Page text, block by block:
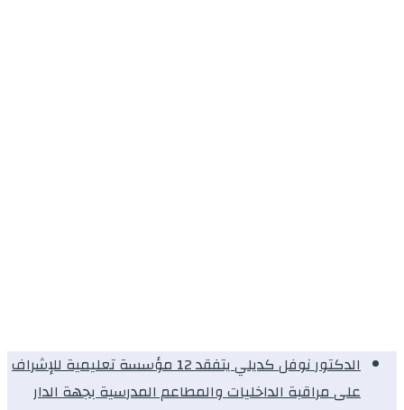
الدكتور نوفل كديلي يتفقد 12 مؤسسة تعليمية للإشراف
على مراقبة الداخليات والمطاعم المدرسية بجهة الدار